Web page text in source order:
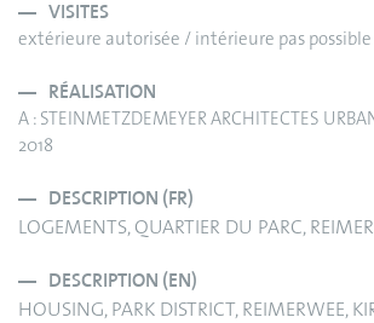
VISITES
extérieure autorisée / intérieure pas possible
RÉALISATION
A : STEINMETZDEMEYER ARCHITECTES
2018
DESCRIPTION (FR)
LOGEMENTS, QUARTIER DU PARC,
DESCRIPTION (EN)
HOUSING, PARK DISTRICT, REIMERWEE,